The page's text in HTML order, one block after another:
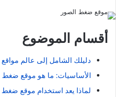
أقسام الموضوع
دليلك الشامل إلى عالم
الأساسيات: ما هو موقع ضغط
لماذا يعد استخدام موقع ضغط